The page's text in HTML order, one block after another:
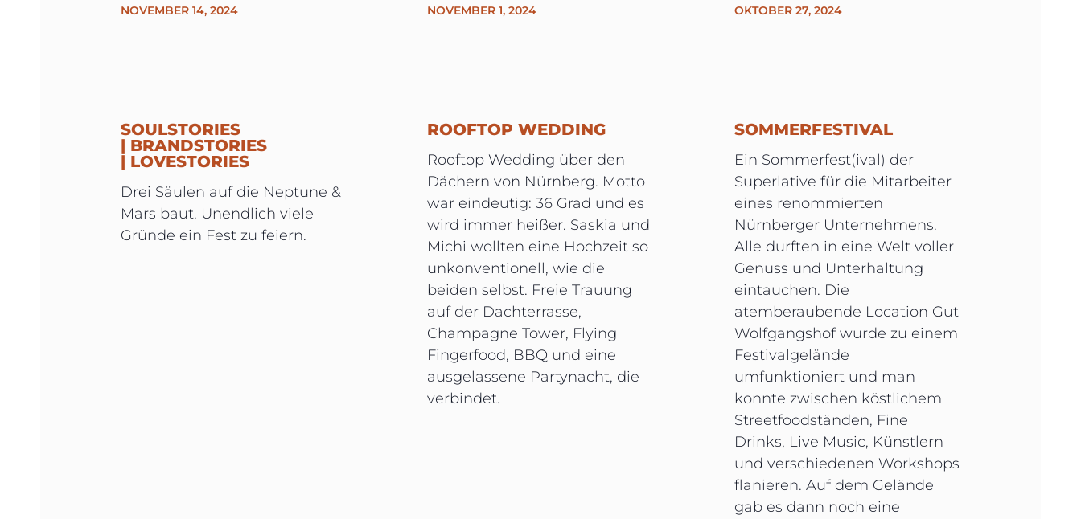
NOVEMBER 14, 2024 NOVEMBER 1, 2024 OKTOBER 27, 2024
SOULSTORIES
| BRANDSTORIES
| LOVESTORIES
Drei Säulen auf die Neptune &
Mars baut. Unendlich viele
Gründe ein Fest zu feiern.
ROOFTOP WEDDING
Rooftop Wedding über den
Dächern von Nürnberg. Motto
war eindeutig: 36 Grad und es
wird immer heißer. Saskia und
Michi wollten eine Hochzeit so
unkonventionell, wie die
beiden selbst. Freie Trauung
auf der Dachterrasse,
Champagne Tower, Flying
Fingerfood, BBQ und eine
ausgelassene Partynacht, die
verbindet.
SOMMERFESTIVAL
Ein Sommerfest(ival) der
Superlative für die Mitarbeiter
eines renommierten
Nürnberger Unternehmens.
Alle durften in eine Welt voller
Genuss und Unterhaltung
eintauchen. Die
atemberaubende Location Gut
Wolfgangshof wurde zu einem
Festivalgelände
umfunktioniert und man
konnte zwischen köstlichem
Streetfoodständen, Fine
Drinks, Live Music, Künstlern
und verschiedenen Workshops
flanieren. Auf dem Gelände
gab es dann noch eine